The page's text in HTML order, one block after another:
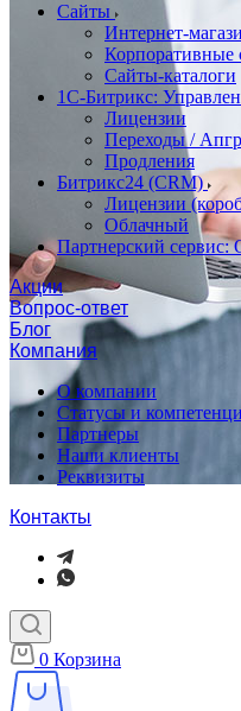
Сайты
Интернет-
Корпоративные
Сайты-каталоги
1С-Битрикс:
Лицензии
Переходы /
Продления
Битрикс24 (CRM)
Лицензии
Облачный
Партнерский сервис:
Акции
Вопрос-ответ
Блог
Компания
О компании
Статусы и
Партнеры
Наши клиенты
Реквизиты
Контакты
0 Корзина